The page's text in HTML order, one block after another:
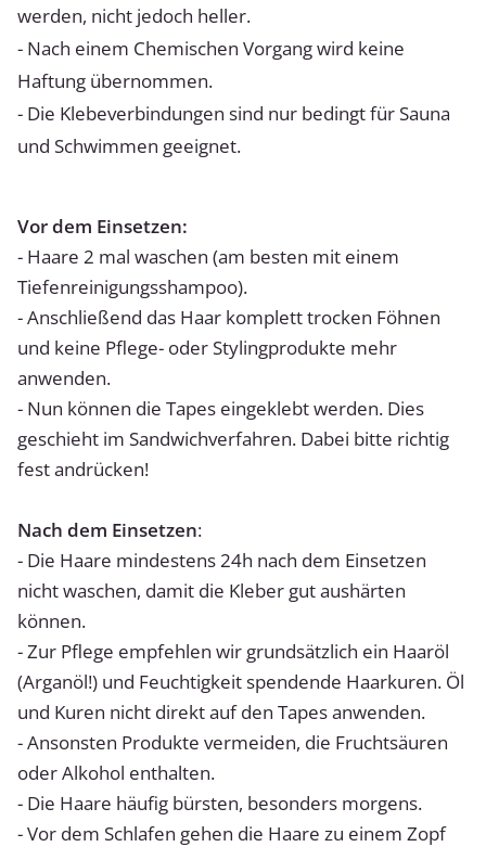
werden, nicht jedoch heller.
- Nach einem Chemischen Vorgang wird keine
Haftung übernommen.
- Die Klebeverbindungen sind nur bedingt für Sauna
und Schwimmen geeignet.
Vor dem Einsetzen:
- Haare 2 mal waschen (am besten mit einem
Tiefenreinigungsshampoo).
- Anschließend das Haar komplett trocken Föhnen
und keine Pflege- oder Stylingprodukte mehr
anwenden.
- Nun können die Tapes eingeklebt werden. Dies
geschieht im Sandwichverfahren. Dabei bitte richtig
fest andrücken!
Nach dem Einsetzen:
- Die Haare mindestens 24h nach dem Einsetzen
nicht waschen, damit die Kleber gut aushärten
können.
- Zur Pflege empfehlen wir grundsätzlich ein Haaröl
(Arganöl!) und Feuchtigkeit spendende Haarkuren. Öl
und Kuren nicht direkt auf den Tapes anwenden.
- Ansonsten Produkte vermeiden, die Fruchtsäuren
oder Alkohol enthalten.
- Die Haare häufig bürsten, besonders morgens.
- Vor dem Schlafen gehen die Haare zu einem Zopf